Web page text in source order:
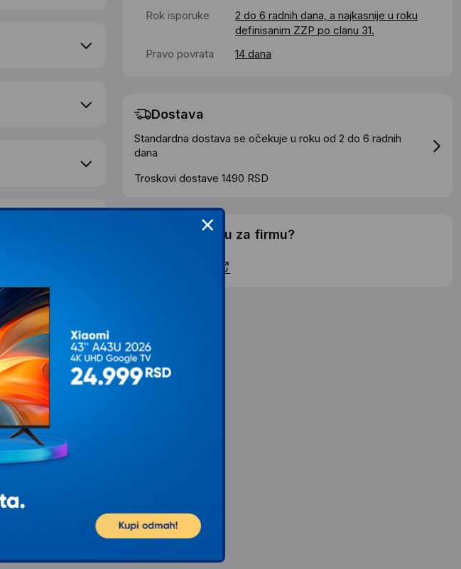
Rok isporuke
2 do 6 radnih dana, a najkasnije u roku
definisanim ZZP po clanu 31.
Pravo povrata
14 dana
Dostava
Standardna dostava se očekuje u roku od 2 do 6 radnih
dana
Troskovi dostave 1490 RSD
Želite li ponudu za firmu?